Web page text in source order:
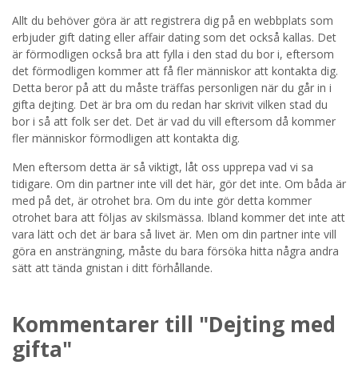
Allt du behöver göra är att registrera dig på en webbplats som
erbjuder gift dating eller affair dating som det också kallas. Det
är förmodligen också bra att fylla i den stad du bor i, eftersom
det förmodligen kommer att få fler människor att kontakta dig.
Detta beror på att du måste träffas personligen när du går in i
gifta dejting. Det är bra om du redan har skrivit vilken stad du
bor i så att folk ser det. Det är vad du vill eftersom då kommer
fler människor förmodligen att kontakta dig.
Men eftersom detta är så viktigt, låt oss upprepa vad vi sa
tidigare. Om din partner inte vill det här, gör det inte. Om båda är
med på det, är otrohet bra. Om du inte gör detta kommer
otrohet bara att följas av skilsmässa. Ibland kommer det inte att
vara lätt och det är bara så livet är. Men om din partner inte vill
göra en ansträngning, måste du bara försöka hitta några andra
sätt att tända gnistan i ditt förhållande.
Kommentarer till "Dejting med
gifta"